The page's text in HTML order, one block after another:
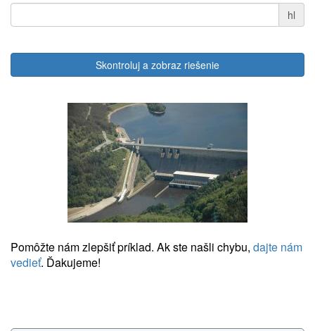
hl
Skontroluj a zobraz riešenie
Pomôžte nám zlepšiť príklad. Ak ste našli chybu, dajte nám
vedieť. Ďakujeme!